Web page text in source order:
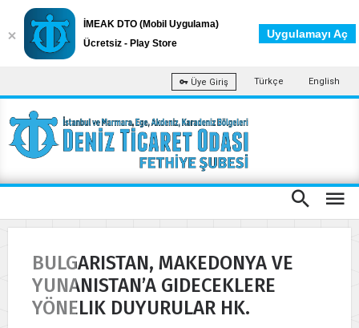
Üye Giriş Türkçe English
BULGARISTAN, MAKEDONYA VE
YUNANISTAN’A GIDECEKLERE
YÖNELIK DUYURULAR HK.
İMEAK DTO (Mobil Uygulama)
Ücretsiz - Play Store
Uygulamayı Aç